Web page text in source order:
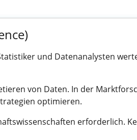
und Datenanalysten
von Daten. In der
optimieren.
erforderlich.